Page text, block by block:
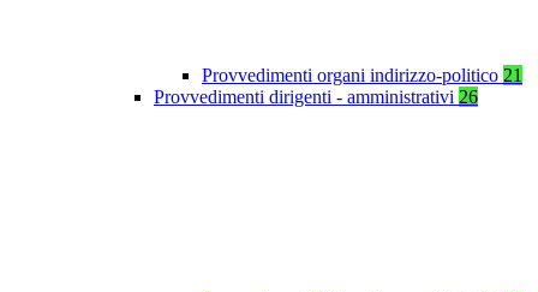
Provvedimenti organi indirizzo-politico 21
Provvedimenti dirigenti - amministrativi 26